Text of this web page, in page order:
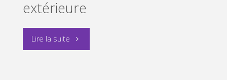
extérieure
Lire la suite "Cathédrale